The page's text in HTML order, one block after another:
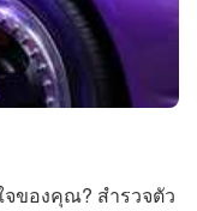
ของคุณ? สำรวจตัว